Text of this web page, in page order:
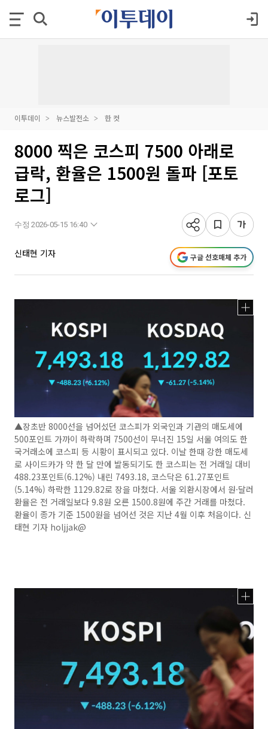
이투데이 뉴스발전소 한 컷
8000 찍은 코스피 7500 아래로
급락, 환율은 1500원 돌파 [포토
로그]
수정 2026-05-15 16:40
신태현 기자 구글 선호매체 추가
▲장초반 8000선을 넘어섰던 코스피가 외국인과 기관의 매도세에
500포인트 가까이 하락하며 7500선이 무너진 15일 서울 여의도 한
국거래소에 코스피 등 시황이 표시되고 있다. 이날 한때 강한 매도세
로 사이드카가 약 한 달 만에 발동되기도 한 코스피는 전 거래일 대비
488.23포인트(6.12%) 내린 7493.18, 코스닥은 61.27포인트
(5.14%) 하락한 1129.82로 장을 마쳤다. 서울 외환시장에서 원·달러
환율은 전 거래일보다 9.8원 오른 1500.8원에 주간 거래를 마쳤다.
환율이 종가 기준 1500원을 넘어선 것은 지난 4월 이후 처음이다. 신
태현 기자 holjjak@